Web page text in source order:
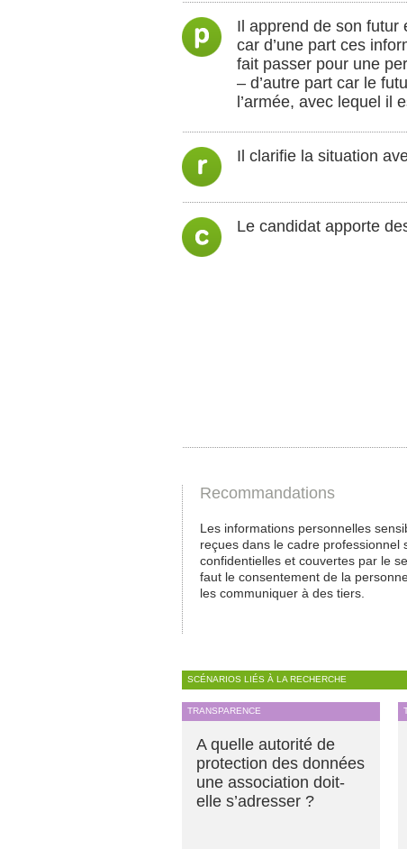
Il apprend de son futur
car d’une part ces
fait passer pour une
– d’autre part car le
l’armée, avec lequel il
Il clarifie la situation
Le candidat apporte
Recommandations
Les informations personnelles
reçues dans le cadre professionnel
confidentielles et couvertes par le
faut le consentement de la
les communiquer à des tiers.
SCÉNARIOS LIÉS À LA RECHERCHE
TRANSPARENCE
A quelle autorité de
protection des données
une association doit-
elle s’adresser ?